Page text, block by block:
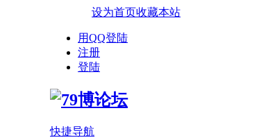
设为首页收藏本站
用QQ登陆
注册
登陆
快捷导航